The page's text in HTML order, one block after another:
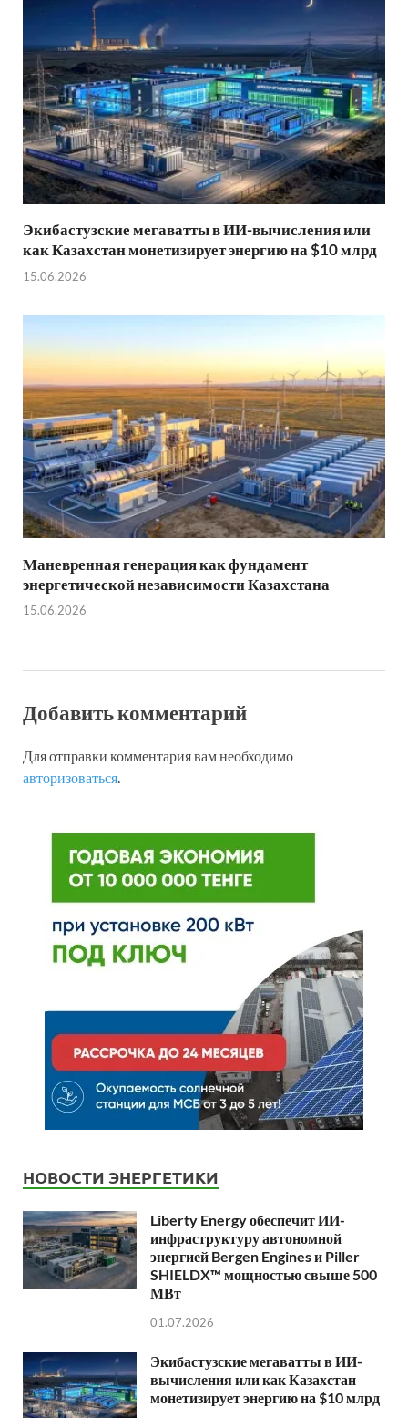
Экибастузские мегаватты в ИИ-вычисления или
как Казахстан монетизирует энергию на $10 млрд
15.06.2026
Маневренная генерация как фундамент
энергетической независимости Казахстана
15.06.2026
Добавить комментарий
Для отправки комментария вам необходимо
авторизоваться.
НОВОСТИ ЭНЕРГЕТИКИ
Liberty Energy обеспечит ИИ-
инфраструктуру автономной
энергией Bergen Engines и Piller
SHIELDX™ мощностью свыше 500
МВт
01.07.2026
Экибастузские мегаватты в ИИ-
вычисления или как Казахстан
монетизирует энергию на $10 млрд